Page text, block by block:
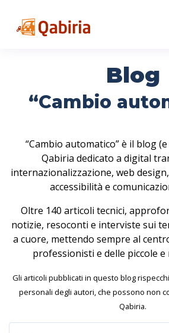
Blog
“Cambio
“Cambio automatico” è il blog
Qabiria dedicato a digital
internazionalizzazione, web
accessibilità e
Oltre 140 articoli tecnici,
notizie, resoconti e interviste sui
a cuore, mettendo sempre al
professionisti e delle piccole e
Gli articoli pubblicati in questo blog
personali degli autori, che possono non
Qabiria.